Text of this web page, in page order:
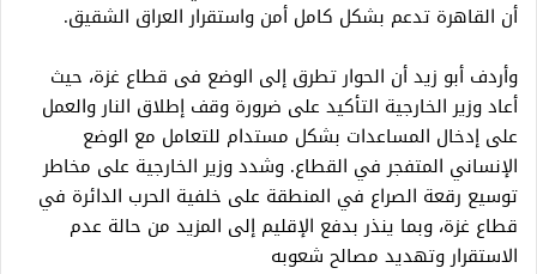
أن القاهرة تدعم بشكل كامل أمن واستقرار العراق الشقيق.
وأردف أبو زيد أن الحوار تطرق إلى الوضع فى قطاع غزة، حيث
أعاد وزير الخارجية التأكيد على ضرورة وقف إطلاق النار والعمل
على إدخال المساعدات بشكل مستدام للتعامل مع الوضع
الإنساني المتفجر في القطاع. وشدد وزير الخارجية على مخاطر
توسيع رقعة الصراع في المنطقة على خلفية الحرب الدائرة في
قطاع غزة، وبما ينذر بدفع الإقليم إلى المزيد من حالة عدم
الاستقرار وتهديد مصالح شعوبه